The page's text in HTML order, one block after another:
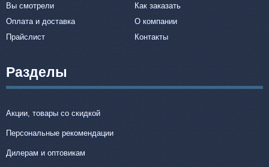
Вы смотрели
Как заказать
Оплата и доставка
О компании
Прайслист
Контакты
Разделы
Акции, товары со скидкой
Персональные рекомендации
Дилерам и оптовикам